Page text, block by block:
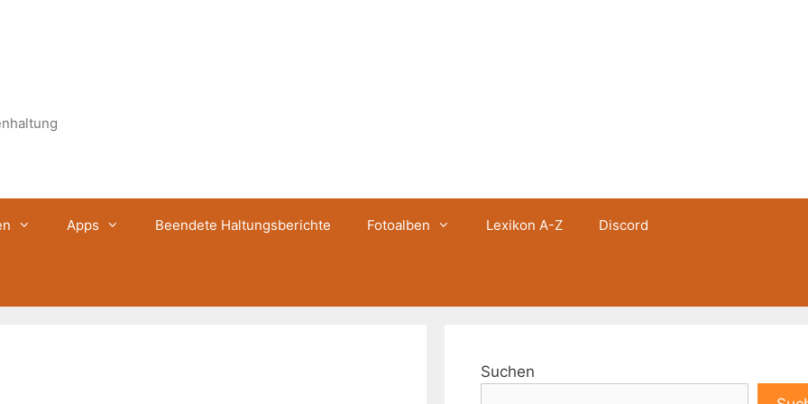
Apps Beendete Haltungsberichte Fotoalben Lexikon A-Z Discord
Suchen